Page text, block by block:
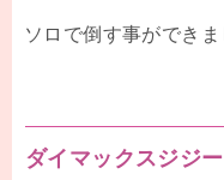
ソロで倒す事ができま
ダイマックスジジ